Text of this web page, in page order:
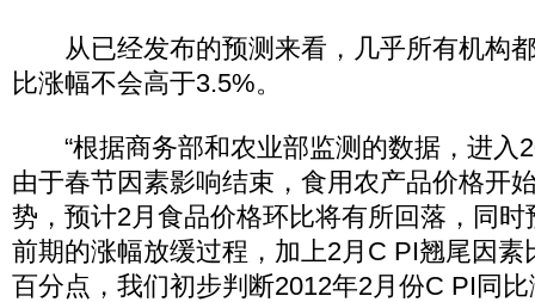
从已经发布的预测来看，几乎所有机构
比涨幅不会高于3.5%。
“根据商务部和农业部监测的数据，进入
由于春节因素影响结束，食用农产品价格开
势，预计2月食品价格环比将有所回落，同
前期的涨幅放缓过程，加上2月C PI翘尾因素
百分点，我们初步判断2012年2月份C PI同